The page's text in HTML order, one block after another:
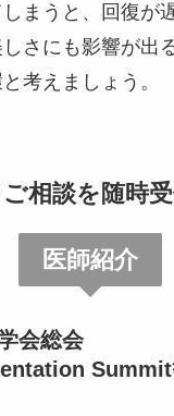
まうと、回復が
さにも影響が出
考えましょう。
相談を随時
医師紹介
会総会
Summit